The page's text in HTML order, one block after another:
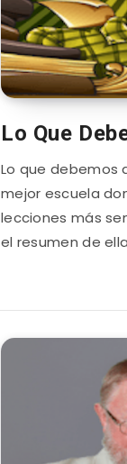
Lo Que
Lo que debemos
mejor escuela
lecciones más
el resumen de